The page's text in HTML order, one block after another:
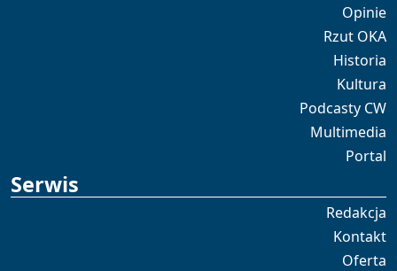
Opinie
Rzut OKA
Historia
Kultura
Podcasty CW
Multimedia
Portal
Serwis
Redakcja
Kontakt
Oferta